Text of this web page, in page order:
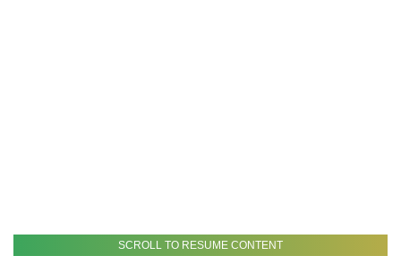
SCROLL TO RESUME CONTENT